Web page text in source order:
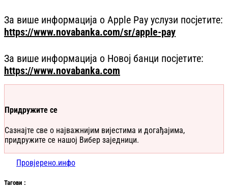
За више информација о Apple Pay услузи посјетите:
https://www.novabanka.com/sr/apple-pay
За више информација о Новој банци посјетите:
https://www.novabanka.com
Придружите се
Сазнајте све о најважнијим вијестима и догађајима,
придружите се нашој Вибер заједници.
Провјерено.инфо
Тагови :